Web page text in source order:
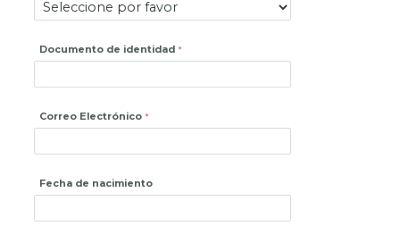
Documento de identidad
Correo Electrónico
Fecha de nacimiento